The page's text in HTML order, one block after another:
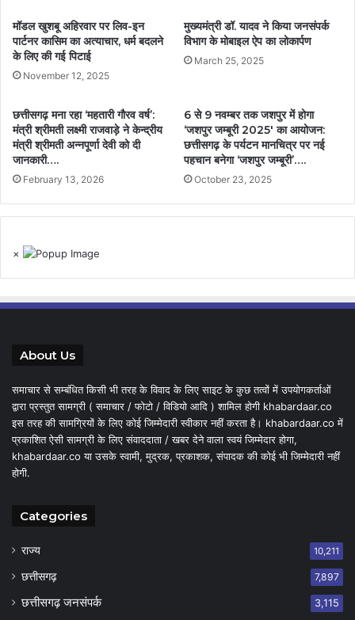
मॉडल खुशबू अहिरवार पर लिव-इन
पार्टनर कासिम का अत्याचार, धर्म बदलने
के लिए की गई पिटाई
November 12, 2025
मुख्यमंत्री डॉ. यादव ने किया जनसंपर्क
विभाग के मोबाइल ऐप का लोकार्पण
March 25, 2025
छत्तीसगढ़ मना रहा ‘महतारी गौरव वर्ष’:
मंत्री श्रीमती लक्ष्मी राजवाड़े ने केन्द्रीय
मंत्री श्रीमती अन्नपूर्णा देवी को दी
जानकारी….
February 13, 2026
6 से 9 नवम्बर तक जशपुर में होगा
‘जशपुर जम्बूरी 2025′ का आयोजन:
छत्तीसगढ़ के पर्यटन मानचित्र पर नई
पहचान बनेगा ‘जशपुर जम्बूरी’….
October 23, 2025
×
About Us
समाचार से सम्बंधित किसी भी तरह के विवाद के लिए साइट के कुछ तत्वों में उपयोगकर्ताओं
द्वारा प्रस्तुत सामग्री ( समाचार / फोटो / विडियो आदि ) शामिल होगी khabardaar.co
इस तरह की सामग्रियों के लिए कोई जिम्मेदारी स्वीकार नहीं करता है। khabardaar.co में
प्रकाशित ऐसी सामग्री के लिए संवाददाता / खबर देने वाला स्वयं जिम्मेदार होगा,
khabardaar.co या उसके स्वामी, मुद्रक, प्रकाशक, संपादक की कोई भी जिम्मेदारी नहीं
होगी.
Categories
राज्य 10,211
छत्तीसगढ़ 7,897
छत्तीसगढ़ जनसंपर्क 3,115